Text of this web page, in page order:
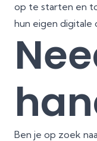
op te starten en
hun eigen digitale
Ben je op zoek